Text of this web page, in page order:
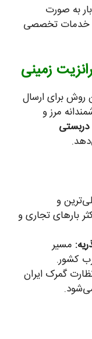
به صورت
خدمات تخصصی
زمینی
روش برای ارسال
مرز و
دربستی
و
بارهای تجاری و
مسیر
کشور.
گمرک ایران